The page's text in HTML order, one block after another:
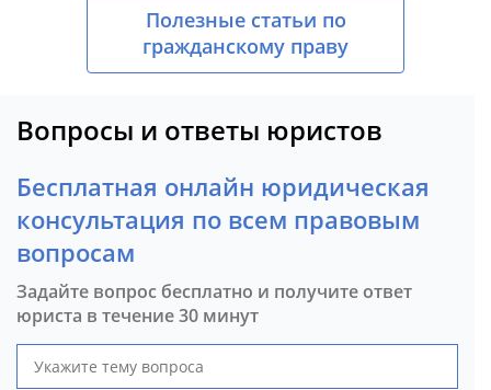
Полезные статьи по
гражданскому праву
Вопросы и ответы юристов
Бесплатная онлайн юридическая
консультация по всем правовым
вопросам
Задайте вопрос бесплатно и получите ответ
юриста в течение 30 минут